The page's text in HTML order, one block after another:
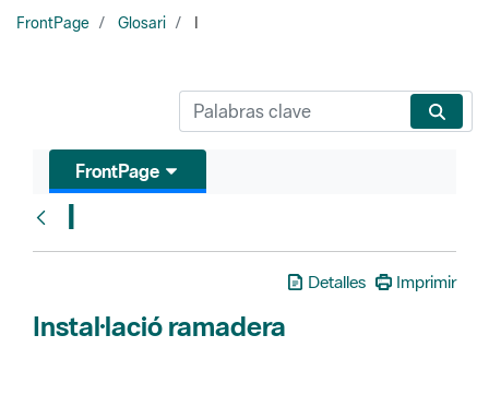
FrontPage Glosari
FrontPage
I
Detalles Imprimir
Instal·lació ramadera